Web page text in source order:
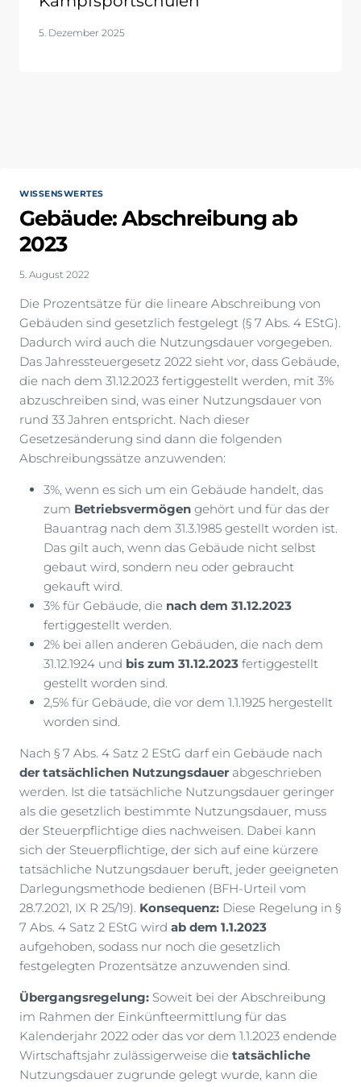
5. Dezember 2025
WISSENSWERTES
Gebäude: Abschreibung ab
2023
5. August 2022
Die Prozentsätze für die lineare Abschreibung von
Gebäuden sind gesetzlich festgelegt (§ 7 Abs. 4 EStG).
Dadurch wird auch die Nutzungsdauer vorgegeben.
Das Jahressteuergesetz 2022 sieht vor, dass Gebäude,
die nach dem 31.12.2023 fertiggestellt werden, mit 3%
abzuschreiben sind, was einer Nutzungsdauer von
rund 33 Jahren entspricht. Nach dieser
Gesetzesänderung sind dann die folgenden
Abschreibungssätze anzuwenden:
3%, wenn es sich um ein Gebäude handelt, das
zum Betriebsvermögen gehört und für das der
Bauantrag nach dem 31.3.1985 gestellt worden ist.
Das gilt auch, wenn das Gebäude nicht selbst
gebaut wird, sondern neu oder gebraucht
gekauft wird.
3% für Gebäude, die nach dem 31.12.2023
fertiggestellt werden.
2% bei allen anderen Gebäuden, die nach dem
31.12.1924 und bis zum 31.12.2023 fertiggestellt
gestellt worden sind.
2,5% für Gebäude, die vor dem 1.1.1925 hergestellt
worden sind.
Nach § 7 Abs. 4 Satz 2 EStG darf ein Gebäude nach
der tatsächlichen Nutzungsdauer abgeschrieben
werden. Ist die tatsächliche Nutzungsdauer geringer
als die gesetzlich bestimmte Nutzungsdauer, muss
der Steuerpflichtige dies nachweisen. Dabei kann
sich der Steuerpflichtige, der sich auf eine kürzere
tatsächliche Nutzungsdauer beruft, jeder geeigneten
Darlegungsmethode bedienen (BFH-Urteil vom
28.7.2021, IX R 25/19). Konsequenz: Diese Regelung in §
7 Abs. 4 Satz 2 EStG wird ab dem 1.1.2023
aufgehoben, sodass nur noch die gesetzlich
festgelegten Prozentsätze anzuwenden sind.
Übergangsregelung: Soweit bei der Abschreibung
im Rahmen der Einkünfteermittlung für das
Kalenderjahr 2022 oder das vor dem 1.1.2023 endende
Wirtschaftsjahr zulässigerweise die tatsächliche
Nutzungsdauer zugrunde gelegt wurde, kann die